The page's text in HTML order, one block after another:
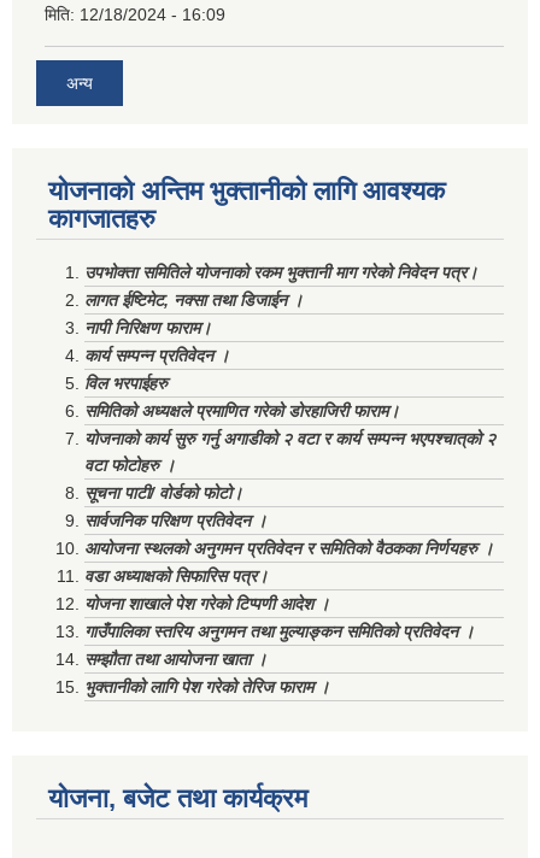
मिति: 12/18/2024 - 16:09
अन्य
योजनाको अन्तिम भुक्तानीको लागि आवश्यक
कागजातहरु
उपभोक्ता समितिले योजनाको रकम भुक्तानी माग गरेको निवेदन पत्र।
लागत ईष्टिमेट, नक्सा तथा डिजाईन ।
नापी निरिक्षण फाराम।
कार्य सम्पन्न प्रतिवेदन ।
विल भरपाईहरु
समितिको अध्यक्षले प्रमाणित गरेको डोरहाजिरी फाराम।
योजनाको कार्य सुरु गर्नु अगाडीको २ वटा र कार्य सम्पन्न भएपश्चात्‌को २
वटा फोटोहरु ।
सूचना पाटी/ वोर्डको फोटो।
सार्वजनिक परिक्षण प्रतिवेदन ।
आयोजना स्थलको अनुगमन प्रतिवेदन र समितिको वैठकका निर्णयहरु ।
वडा अध्याक्षको सिफारिस पत्र।
योजना शाखाले पेश गरेको टिप्पणी आदेश ।
गाउँपालिका स्तरिय अनुगमन तथा मुल्याङ्कन समितिको प्रतिवेदन ।
सम्झौता तथा आयोजना खाता ।
भुक्तानीको लागि पेश गरेको तेरिज फाराम ।
योजना, बजेट तथा कार्यक्रम